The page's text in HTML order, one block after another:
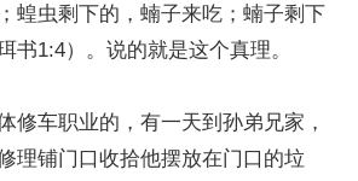
蝗虫剩下的，蝻子来吃；蝻子剩下
书1:4）。说的就是这个真理。
车职业的，有一天到孙弟兄家，
理铺门口收拾他摆放在门口的垃